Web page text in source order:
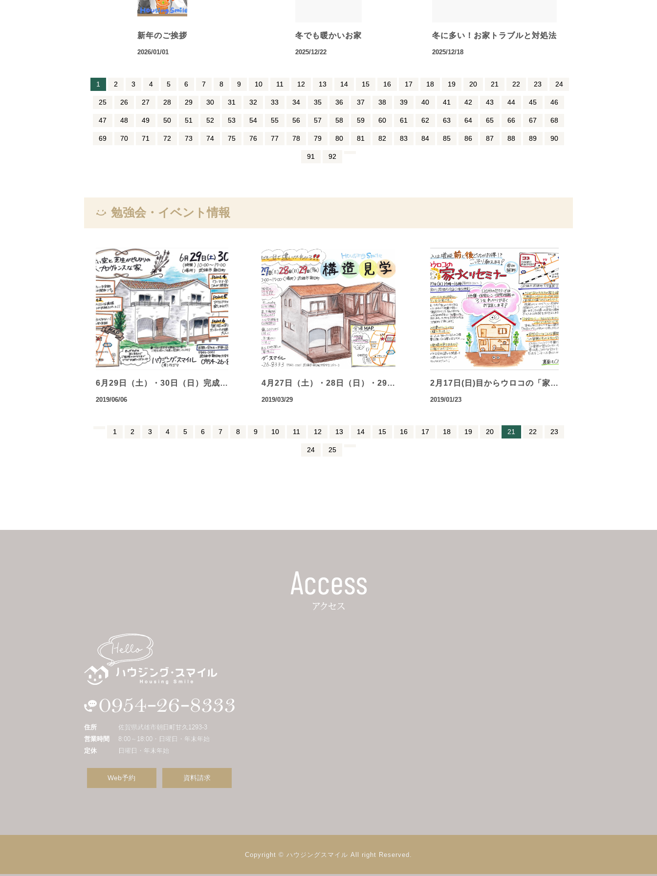
新年のご挨拶
2026/01/01
冬でも暖かいお家
2025/12/22
冬に多い！お家トラブルと対処法
2025/12/18
1 2 3 4 5 6 7 8 9 10 11 12 13 14 15 16 17 18 19 20 21 22 23 24
25 26 27 28 29 30 31 32 33 34 35 36 37 38 39 40 41 42 43 44 45 46
47 48 49 50 51 52 53 54 55 56 57 58 59 60 61 62 63 64 65 66 67 68
69 70 71 72 73 74 75 76 77 78 79 80 81 82 83 84 85 86 87 88 89 90
91 92
勉強会・イベント情報
6月29日（土）・30日（日）完成…
2019/06/06
4月27日（土）・28日（日）・29…
2019/03/29
2月17日(日)目からウロコの「家…
2019/01/23
1 2 3 4 5 6 7 8 9 10 11 12 13 14 15 16 17 18 19 20 21 22 23
24 25
住所
佐賀県武雄市朝日町甘久1293-3
営業時間
8:00～18:00・日曜日・年末年始
定休
日曜日・年末年始
Web予約 資料請求
Copyright © ハウジングスマイル All right Reserved.